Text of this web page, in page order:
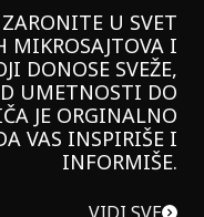
U SVET
MIKROSAJTOVA I
DONOSE SVEŽE,
UMETNOSTI DO
JE ORGINALNO
VAS INSPIRIŠE I
INFORMIŠE.